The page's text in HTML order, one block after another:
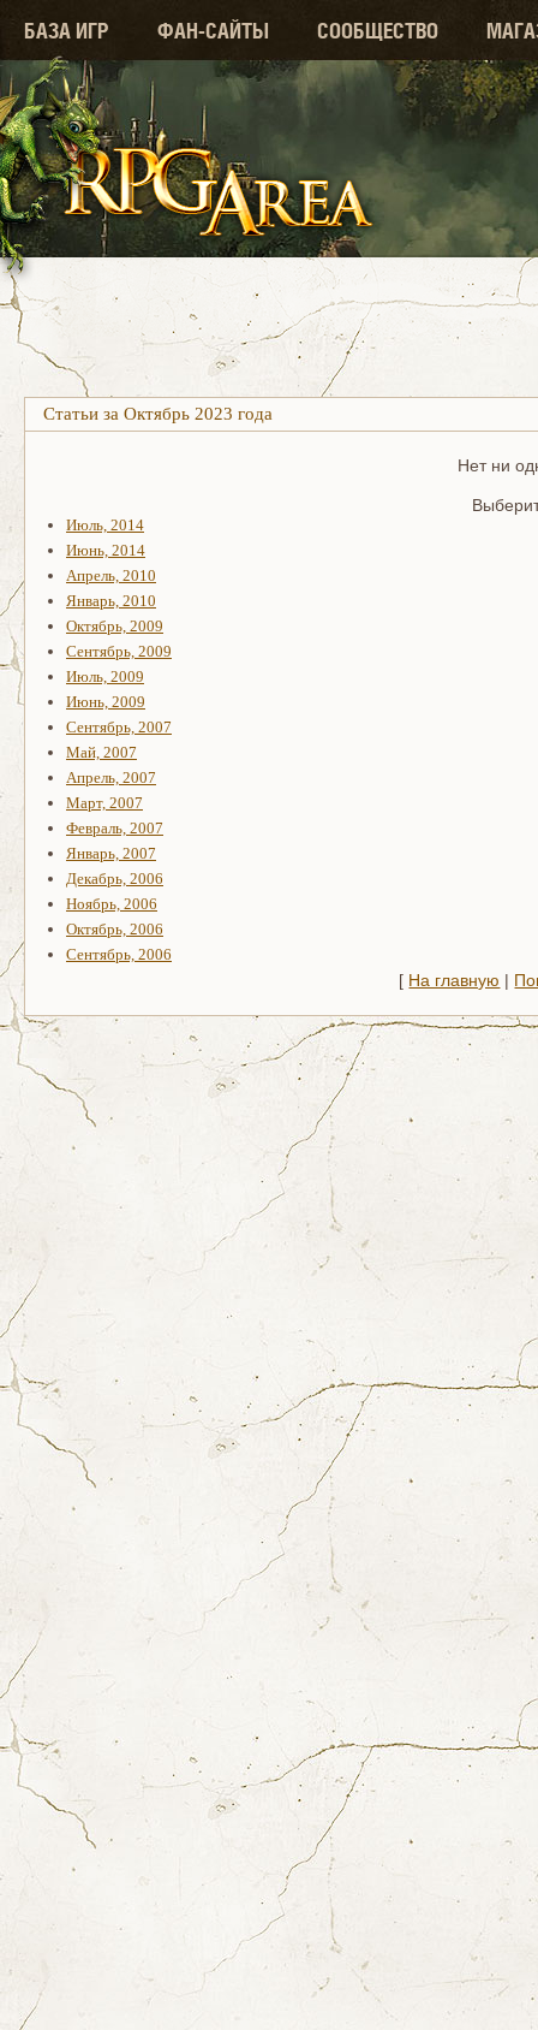
БАЗА ИГР ФАН-САЙТЫ СООБЩЕСТВО
Статьи за Октябрь 2023 года
Нет ни
Июль, 2014
Июнь, 2014
Апрель, 2010
Январь, 2010
Октябрь, 2009
Сентябрь, 2009
Июль, 2009
Июнь, 2009
Сентябрь, 2007
Май, 2007
Апрель, 2007
Март, 2007
Февраль, 2007
Январь, 2007
Декабрь, 2006
Ноябрь, 2006
Октябрь, 2006
Сентябрь, 2006
[ На главную |